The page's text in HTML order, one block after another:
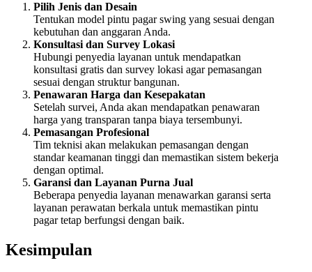
Pilih Jenis dan Desain
Tentukan model pintu pagar swing yang sesuai dengan
kebutuhan dan anggaran Anda.
Konsultasi dan Survey Lokasi
Hubungi penyedia layanan untuk mendapatkan
konsultasi gratis dan survey lokasi agar pemasangan
sesuai dengan struktur bangunan.
Penawaran Harga dan Kesepakatan
Setelah survei, Anda akan mendapatkan penawaran
harga yang transparan tanpa biaya tersembunyi.
Pemasangan Profesional
Tim teknisi akan melakukan pemasangan dengan
standar keamanan tinggi dan memastikan sistem bekerja
dengan optimal.
Garansi dan Layanan Purna Jual
Beberapa penyedia layanan menawarkan garansi serta
layanan perawatan berkala untuk memastikan pintu
pagar tetap berfungsi dengan baik.
Kesimpulan